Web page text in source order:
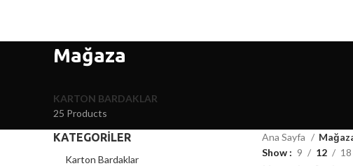
Mağaza
KARTON BARDAKLAR
25 Products
KATEGORILER
Karton Bardaklar
Ana Sayfa
Show
9 12 18